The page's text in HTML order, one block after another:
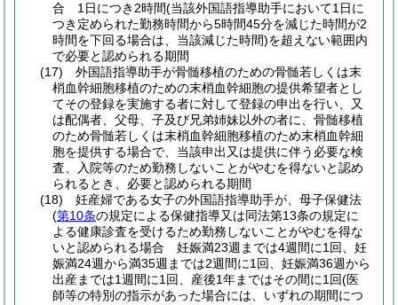
合 1日につき2時間(当該外国語指導助手において1日に
つき定められた勤務時間から5時間45分を減じた時間が2
時間を下回る場合は、当該減じた時間)を超えない範囲内
で必要と認められる期間
(17)
外国語指導助手が骨髄移植のための骨髄若しくは末
梢血幹細胞移植のための末梢血幹細胞の提供希望者とし
てその登録を実施する者に対して登録の申出を行い、又
は配偶者、父母、子及び兄弟姉妹以外の者に、骨髄移植
のため骨髄若しくは末梢血幹細胞移植のため末梢血幹細
胞を提供する場合で、当該申出又は提供に伴う必要な検
査、入院等のため勤務しないことがやむを得ないと認め
られるとき、必要と認められる期間
(18)
妊産婦である女子の外国語指導助手が、母子保健法
(第10条の規定による保健指導又は同法第13条の規定に
よる健康診査を受けるため勤務しないことがやむを得な
いと認められる場合 妊娠満23週までは4週間に1回、妊
娠満24週から満35週までは2週間に1回、妊娠満36週から
出産までは1週間に1回、産後1年まではその間に1回(医
師等の特別の指示があった場合には、いずれの期間につ